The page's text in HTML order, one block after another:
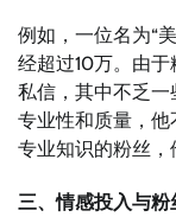
例如，一位名为“
经超过10万。由
私信，其中不乏
专业性和质量，
专业知识的粉丝，
三、情感投入与粉